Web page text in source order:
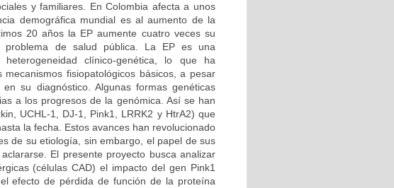
y familiares. En Colombia afecta a unos
demográfica mundial es al aumento de la
20 años la EP aumente cuatro veces su
problema de salud pública. La EP es una
clínico-genética, lo que ha
fisiopatológicos básicos, a pesar
su diagnóstico. Algunas formas genéticas
a los progresos de la genómica. Así se han
UCHL-1, DJ-1, Pink1, LRRK2 y HtrA2) que
la fecha. Estos avances han revolucionado
de su etiología, sin embargo, el papel de sus
El presente proyecto busca analizar
(células CAD) el impacto del gen Pink1
efecto de pérdida de función de la proteína